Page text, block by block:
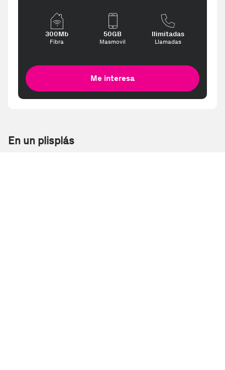
300Mb
Fibra
50GB
Masmovil
Ilimitadas
Llamadas
Me interesa
En un plisplás